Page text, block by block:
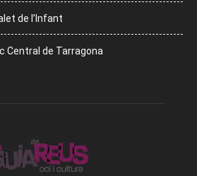
de l’Infant
Central de Tarragona